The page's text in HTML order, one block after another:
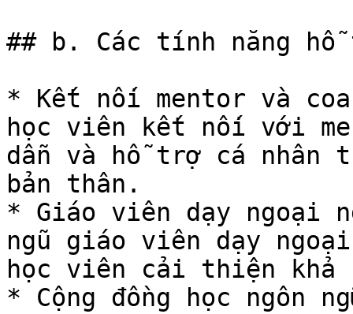
## b. Các tính năng
* Kết nối mentor và
học viên kết nối với
dẫn và hỗ trợ cá nhân
bản thân.
* Giáo viên dạy ngoại
ngũ giáo viên dạy
học viên cải thiện khả
* Cộng đồng học ngôn